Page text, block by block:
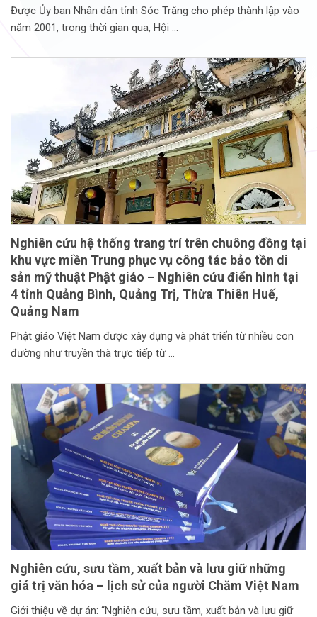
Được Ủy ban Nhân dân tỉnh Sóc Trăng cho phép thành lập vào
năm 2001, trong thời gian qua, Hội
Nghiên cứu hệ thống trang trí trên chuông đồng tại
khu vực miền Trung phục vụ công tác bảo tồn di
sản mỹ thuật Phật giáo – Nghiên cứu điển hình tại
4 tỉnh Quảng Bình, Quảng Trị, Thừa Thiên Huế,
Quảng Nam
Phật giáo Việt Nam được xây dựng và phát triển từ nhiều con
đường như truyền thà trực tiếp từ
Nghiên cứu, sưu tầm, xuất bản và lưu giữ những
giá trị văn hóa – lịch sử của người Chăm Việt Nam
Giới thiệu về dự án: “Nghiên cứu, sưu tầm, xuất bản và lưu giữ